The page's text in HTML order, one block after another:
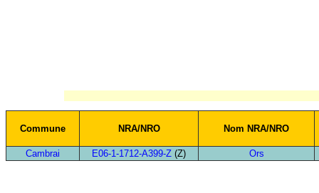
Commune NRA/NRO Nom NRA/NRO
Cambrai E06-1-1712-A399-Z (Z) Ors